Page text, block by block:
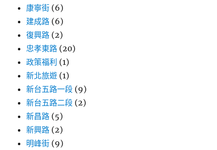
康寧街 (6)
建成路 (6)
復興路 (2)
忠孝東路 (20)
政策福利 (1)
新北旅遊 (1)
新台五路一段 (9)
新台五路二段 (2)
新昌路 (5)
新興路 (2)
明峰街 (9)